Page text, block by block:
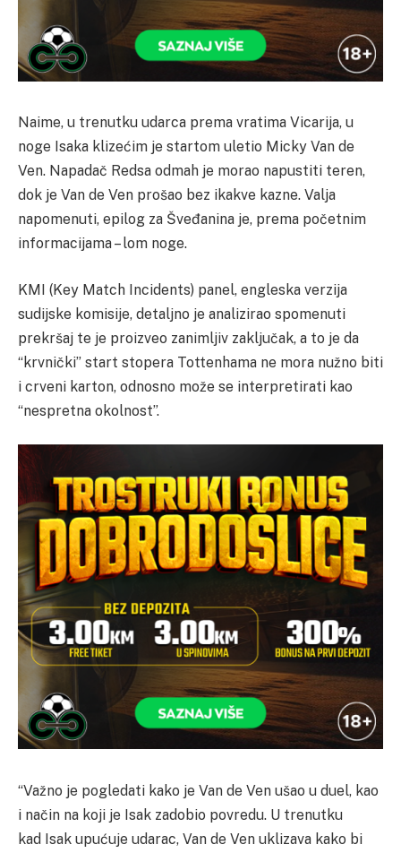
Naime, u trenutku udarca prema vratima Vicarija, u
noge Isaka klizećim je startom uletio Micky Van de
Ven. Napadač Redsa odmah je morao napustiti teren,
dok je Van de Ven prošao bez ikakve kazne. Valja
napomenuti, epilog za Šveđanina je, prema početnim
informacijama – lom noge.
KMI (Key Match Incidents) panel, engleska verzija
sudijske komisije, detaljno je analizirao spomenuti
prekršaj te je proizveo zanimljiv zaključak, a to je da
“krvnički” start stopera Tottenhama ne mora nužno biti
i crveni karton, odnosno može se interpretirati kao
“nespretna okolnost”.
“Važno je pogledati kako je Van de Ven ušao u duel, kao
i način na koji je Isak zadobio povredu. U trenutku
kad Isak upućuje udarac, Van de Ven uklizava kako bi